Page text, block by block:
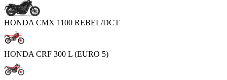
HONDA CMX 1100 REBEL/DCT
HONDA CRF 300 L (EURO 5)